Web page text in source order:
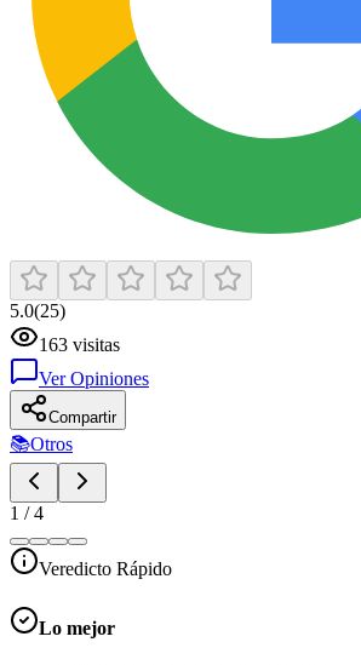
5.0(25)
163 visitas
Ver Opiniones
Compartir
📚Otros
1 /4
Veredicto Rápido
Lo mejor